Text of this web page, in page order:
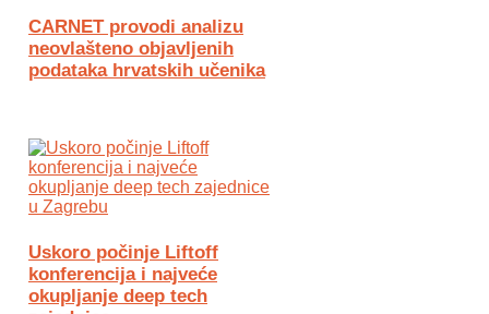
CARNET provodi analizu
neovlašteno objavljenih
podataka hrvatskih učenika
Uskoro počinje Liftoff
konferencija i najveće
okupljanje deep tech